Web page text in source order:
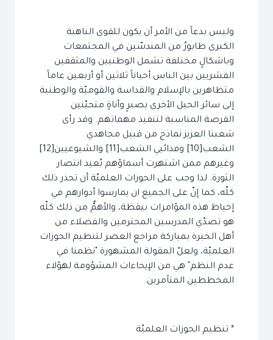
وليس بدعاً من الأمر أن يكون للقوى الناهبة
الكبرى طابورٌ من المندسّين في المجتمعات
وباشكالٍ مختلفة تشمل الوطنيين والمثقفين
القشريين بين الناس أحياناً ثلاثين أو أربعين عاماً
متظاهرين بالإسلام والقداسة والقوميّة والوطنية
إلى سائر الحيل الأخرى بصبرٍ وأناةٍ متحيّنين
الفرصة المناسبة لتنفيذ مهماتهم. وقد رأى
شعبنا العزيز نماذج من قبيل مجاهدي
الشعب[10] وفدائيي الشعب[11] والشيوعيين[12]
وغيرهم ممن اشتهرت أسماؤهم بُعيد انتصار
الثورة. لذا وجب على الحوزات العلميّة أن تحذر ذلك
كلّه، كما إنّ على الجميع ان يمارسوا أدوارهم في
إحباط هذه المؤامرات بيقظة، والأهمُّ من ذلك كلّه
هو تصدّي المدرسين المحترمين والفضلاء من
أهل الخبرة بمباركة مراجع العصر لتنظيم الحوزات
العلميّة، ولعلّ المقولة المشهورة "نظمنا في
عدم النظم" هي من الإيحاءات المشؤومة لهؤلاء
المخططين المتآمرين.
* تنظيم الحوزات العلميّة